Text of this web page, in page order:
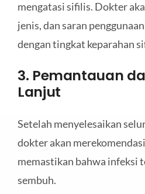
mengatasi sifilis. Dokter
jenis, dan saran
dengan tingkat keparahan
3. Pemantauan
Lanjut
Setelah menyelesaikan
dokter akan
memastikan bahwa infeksi
sembuh.